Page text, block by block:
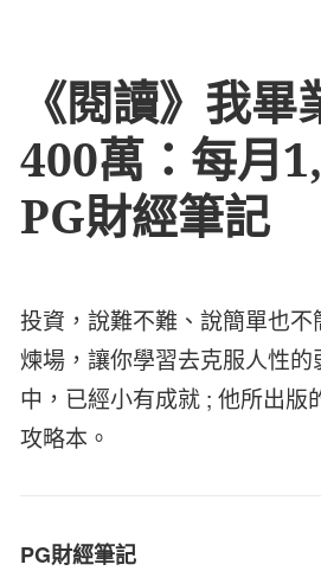
《閱讀》我
400萬：每月
PG財經筆記
投資，說難不難、說簡單也
煉場，讓你學習去克服人性
中，已經小有成就 ; 他所出
攻略本。
PG財經筆記